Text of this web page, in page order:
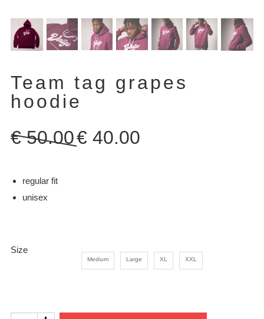
Team tag grapes
hoodie
€50.00 price
€40.00
regular fit
unisex
Size
Medium Large XL XXL